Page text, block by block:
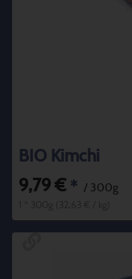
BIO Kimchi
9,79 € * / 300g